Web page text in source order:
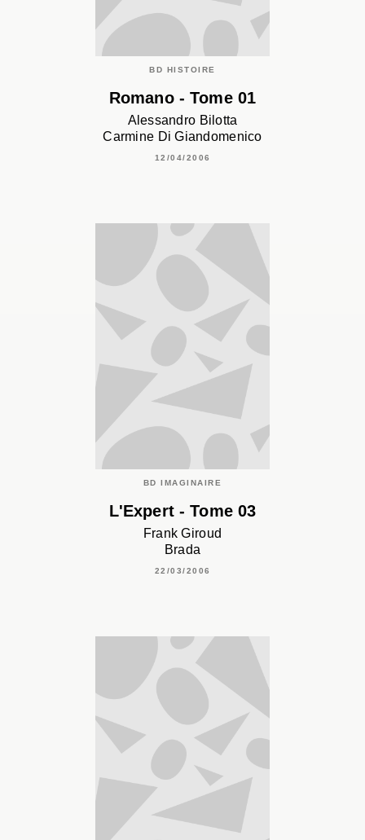
BD HISTOIRE
Romano - Tome 01
Alessandro Bilotta
Carmine Di Giandomenico
12/04/2006
BD IMAGINAIRE
L'Expert - Tome 03
Frank Giroud
Brada
22/03/2006